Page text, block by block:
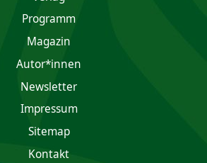
Programm
Magazin
Autor*innen
Newsletter
Impres­sum
Sitemap
Kontakt